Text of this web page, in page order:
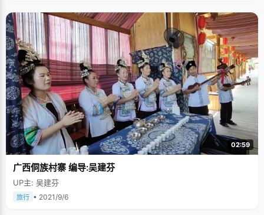
妈的打，还曾做过很多被认为是坏小孩的事情。"小时候爸爸妈妈给的零花钱
很少，家里有专门放零钱的抽屉，我乘妈妈不在家的时候，用一根铁丝，末
端折弯成钩，勾几张零钱出来买糖吃"，陈宁自嘲的说，"那时候还挺聪明
的，每次就拿一点点，半年后才被妈妈发现"。陈宁对这件事记忆深刻，因为
他受到了有史以来最惨烈的教训，"打得很惨呢，好几天不能好好走路"。自
此以后，陈宁还真就乖了，坏事也干得少了，他自嘲的说，"被打怕了，不敢
干坏事了"。 "我小时候特别笨，学数学乘法口诀，老师要求背下来，其他小
朋友十多分钟就会了，我用了四个小时都背不出来，妈妈气极了就严厉的教
训了我几句"，陈宁一边哭一边背，直到凌晨两点钟才勉强记住。此外他总迷
迷糊糊的，"一次老师布置作业，说要做第几页到第几页，我听成整本书都要
做完，于是回家去饭也顾不上吃很听话的很认真的写，做到半夜才做完，第
二天到学校把同学们都惊到了。这样的事还有不少。" 好成绩是熬出来的 就
这样，陈宁的学习成绩跌跌撞撞的在不高不低的位置徘徊，进入初中的时
候，排名班级十多名，不好不快。一次偶然的机会，陈宁报名参加英语竞
赛，意外的进入决赛，"当时觉得特别意外，我的英语成绩不是很好，这个竞
语，翻出自己所有的试题找到缺点，重点突破，整天研究英语竞赛题，什么
课都看，结果居然考了学校第一名，"我突然意识到，原来付出真的是有回报
的，这也是我熬夜学习的开始"。 "我的初中成绩好是熬出来的"，陈宁说，初
中的时候学得很辛苦，不放过任何一点时间，"晚上学校要熄灯，我就拿着书
02:59
广西侗族村寨 编导:吴建芬
UP主: 吴建芬
旅行 • 2021/9/6